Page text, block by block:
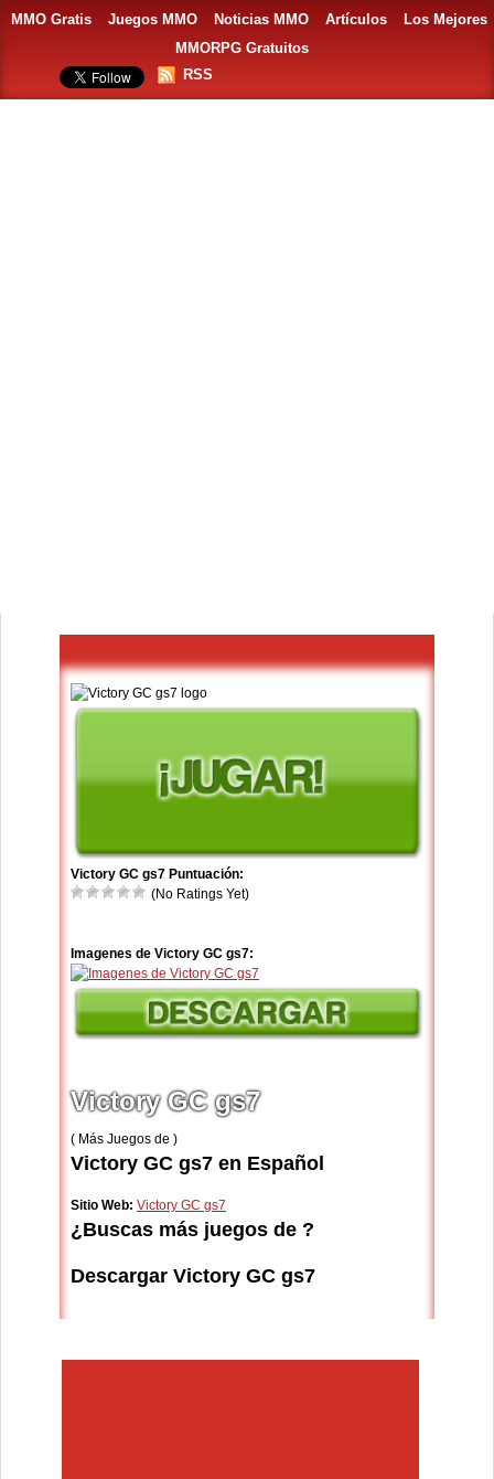
MMO Gratis Juegos MMO Noticias MMO Artículos
Los Mejores
MMORPG Gratuitos
RSS
Victory GC gs7 Puntuación:
(No Ratings Yet)
Imagenes de Victory GC gs7:
Victory GC gs7
( Más Juegos de )
Victory GC gs7 en Español
Sitio Web: Victory GC gs7
¿Buscas más juegos de ?
Descargar Victory GC gs7